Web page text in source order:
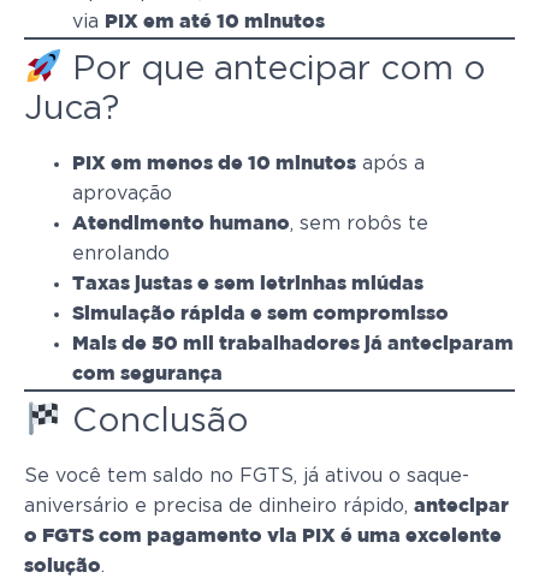
via
PIX em até 10 minutos
Por que antecipar com o
Juca?
PIX em menos de 10 minutos após a
aprovação
Atendimento humano, sem robôs te
enrolando
Taxas justas e sem letrinhas miúdas
Simulação rápida e sem compromisso
Mais de 50 mil trabalhadores já anteciparam
com segurança
Conclusão
Se você tem saldo no FGTS, já ativou o saque-
aniversário e precisa de dinheiro rápido, antecipar
o FGTS com pagamento via PIX é uma excelente
solução.